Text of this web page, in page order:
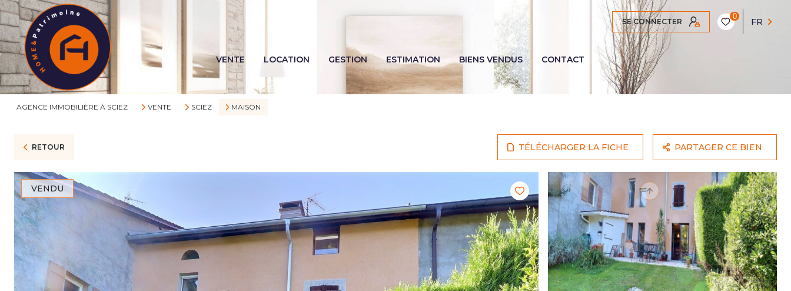
SE CONNECTER
0
FR
VENTE LOCATION GESTION ESTIMATION BIENS VENDUS CONTACT
AGENCE IMMOBILIÈRE À SCIEZ VENTE SCIEZ MAISON
RETOUR TÉLÉCHARGER LA FICHE PARTAGER CE BIEN
VENDU